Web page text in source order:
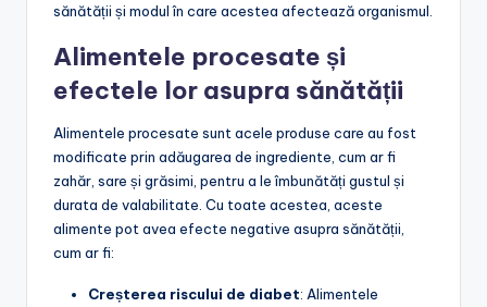
sănătății și modul în care acestea afectează organismul.
Alimentele procesate și
efectele lor asupra sănătății
Alimentele procesate sunt acele produse care au fost
modificate prin adăugarea de ingrediente, cum ar fi
zahăr, sare și grăsimi, pentru a le îmbunătăți gustul și
durata de valabilitate. Cu toate acestea, aceste
alimente pot avea efecte negative asupra sănătății,
cum ar fi:
Creșterea riscului de diabet: Alimentele